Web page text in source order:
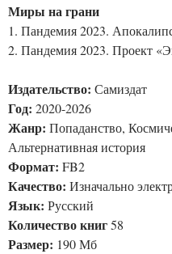
Миры на грани
1. Пандемия 2023.
2. Пандемия 2023. Проект
Издательство: Самиздат
Год: 2020-2026
Жанр: Попаданство,
Альтернативная история
Формат: FB2
Качество: Изначально
Язык: Русский
Количество книг58
Размер: 190 Мб